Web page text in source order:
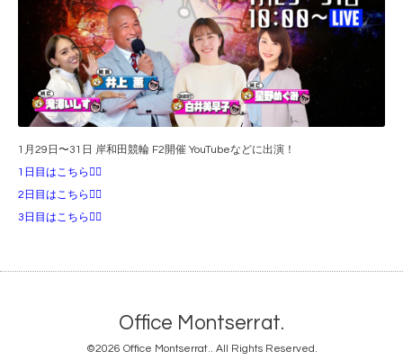
1月29日〜31日 岸和田競輪 F2開催 YouTubeなどに出演！
1日目はこちら💁‍♀️
2日目はこちら💁‍♀️
3日目はこちら💁‍♀️
Office Montserrat.
©2026 Office Montserrat.. All Rights Reserved.